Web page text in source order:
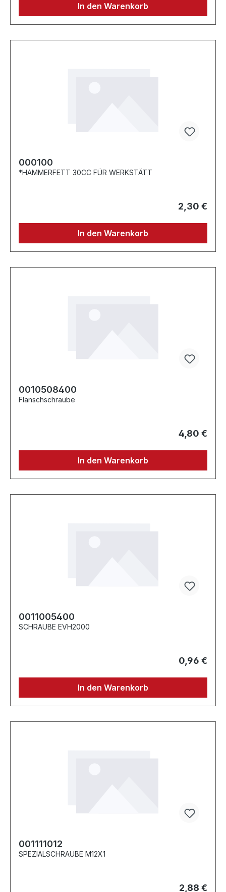
In den Warenkorb
000100
*HAMMERFETT 30CC FÜR WERKSTÄTT
2,30 €
In den Warenkorb
0010508400
Flanschschraube
4,80 €
In den Warenkorb
0011005400
SCHRAUBE EVH2000
0,96 €
In den Warenkorb
001111012
SPEZIALSCHRAUBE M12X1
2,88 €